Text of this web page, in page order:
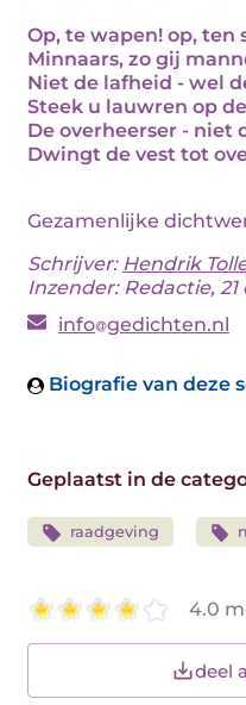
Op, te wapen! op, ten
Minnaars, zo gij
Niet de lafheid - wel
Steek u lauwren op
De overheerser - niet
Dwingt de vest tot
Gezamenlijke
Schrijver: Hendrik
Inzender: Redactie,
info gedichten.nl
Biografie van deze
Geplaatst in de
raadgeving
4.0
deel